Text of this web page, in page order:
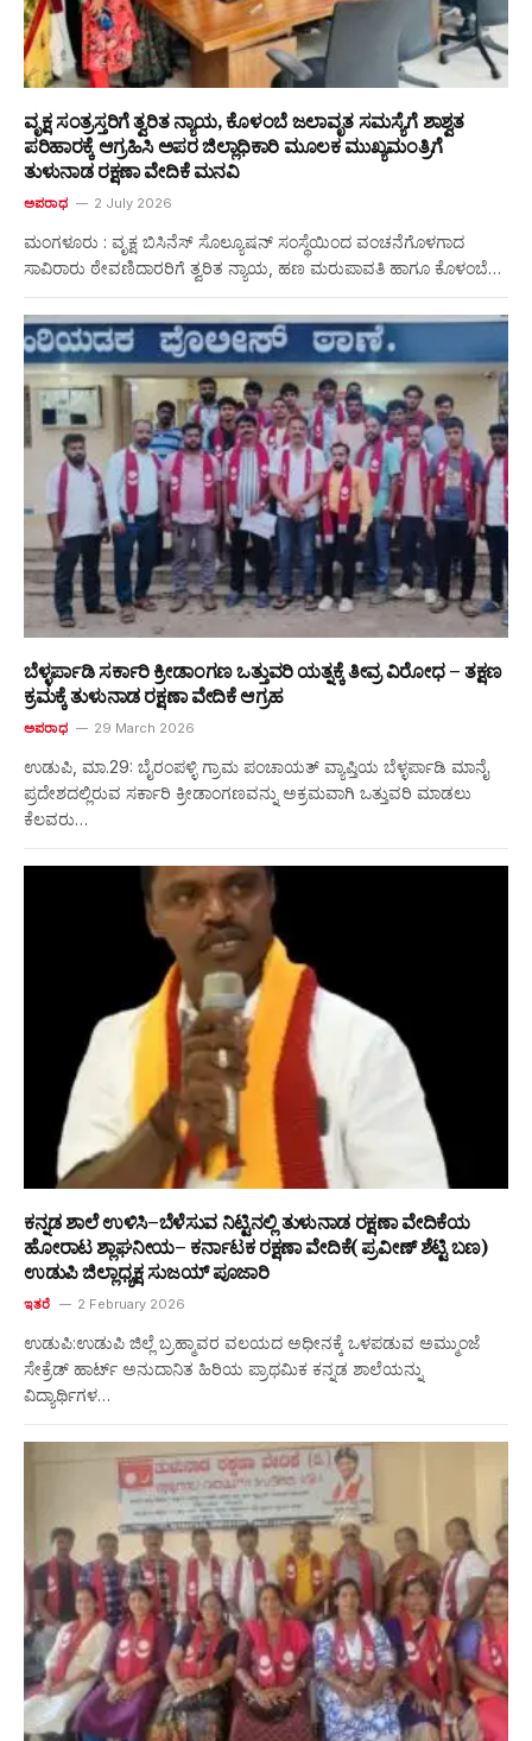
ವೃಕ್ಷ ಸಂತ್ರಸ್ತರಿಗೆ ತ್ವರಿತ ನ್ಯಾಯ, ಕೊಳಂಬೆ ಜಲಾವೃತ ಸಮಸ್ಯೆಗೆ ಶಾಶ್ವತ
ಪರಿಹಾರಕ್ಕೆ ಆಗ್ರಹಿಸಿ ಅಪರ ಜಿಲ್ಲಾಧಿಕಾರಿ ಮೂಲಕ ಮುಖ್ಯಮಂತ್ರಿಗೆ
ತುಳುನಾಡ ರಕ್ಷಣಾ ವೇದಿಕೆ ಮನವಿ
ಅಪರಾಧ 2 July 2026
ಮಂಗಳೂರು : ವೃಕ್ಷ ಬಿಸಿನೆಸ್ ಸೊಲ್ಯೂಷನ್ ಸಂಸ್ಥೆಯಿಂದ ವಂಚನೆಗೊಳಗಾದ
ಸಾವಿರಾರು ಠೇವಣಿದಾರರಿಗೆ ತ್ವರಿತ ನ್ಯಾಯ, ಹಣ ಮರುಪಾವತಿ ಹಾಗೂ ಕೊಳಂಬೆ…
ಬೆಳ್ಳರ್ಪಾಡಿ ಸರ್ಕಾರಿ ಕ್ರೀಡಾಂಗಣ ಒತ್ತುವರಿ ಯತ್ನಕ್ಕೆ ತೀವ್ರ ವಿರೋಧ – ತಕ್ಷಣ
ಕ್ರಮಕ್ಕೆ ತುಳುನಾಡ ರಕ್ಷಣಾ ವೇದಿಕೆ ಆಗ್ರಹ
ಅಪರಾಧ 29 March 2026
ಉಡುಪಿ, ಮಾ.29: ಬೈರಂಪಳ್ಳಿ ಗ್ರಾಮ ಪಂಚಾಯತ್ ವ್ಯಾಪ್ತಿಯ ಬೆಳ್ಳರ್ಪಾಡಿ ಮಾನೈ
ಪ್ರದೇಶದಲ್ಲಿರುವ ಸರ್ಕಾರಿ ಕ್ರೀಡಾಂಗಣವನ್ನು ಅಕ್ರಮವಾಗಿ ಒತ್ತುವರಿ ಮಾಡಲು
ಕೆಲವರು…
ಕನ್ನಡ ಶಾಲೆ ಉಳಿಸಿ–ಬೆಳೆಸುವ ನಿಟ್ಟಿನಲ್ಲಿ ತುಳುನಾಡ ರಕ್ಷಣಾ ವೇದಿಕೆಯ
ಹೋರಾಟ ಶ್ಲಾಘನೀಯ– ಕರ್ನಾಟಕ ರಕ್ಷಣಾ ವೇದಿಕೆ( ಪ್ರವೀಣ್ ಶೆಟ್ಟಿ ಬಣ)
ಉಡುಪಿ ಜಿಲ್ಲಾಧ್ಯಕ್ಷ ಸುಜಯ್ ಪೂಜಾರಿ
ಇತರೆ 2 February 2026
ಉಡುಪಿ:ಉಡುಪಿ ಜಿಲ್ಲೆ ಬ್ರಹ್ಮಾವರ ವಲಯದ ಅಧೀನಕ್ಕೆ ಒಳಪಡುವ ಅಮ್ಮುಂಜೆ
ಸೇಕ್ರೆಡ್ ಹಾರ್ಟ್ ಅನುದಾನಿತ ಹಿರಿಯ ಪ್ರಾಥಮಿಕ ಕನ್ನಡ ಶಾಲೆಯನ್ನು
ವಿದ್ಯಾರ್ಥಿಗಳ…